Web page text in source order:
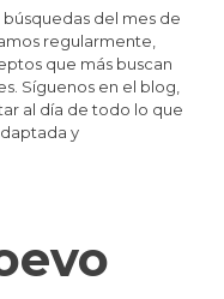
del mes de
regularmente,
que más buscan
Síguenos en el blog,
al día de todo lo que
y